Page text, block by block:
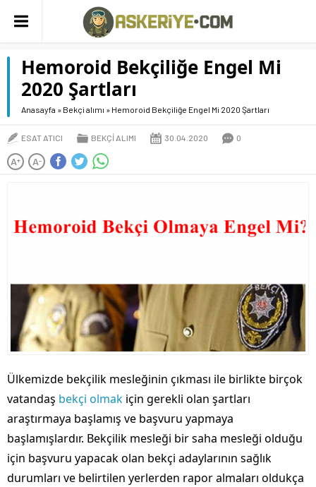
Hemoroid Bekçiliğe Engel Mi
2020 Şartları
Anasayfa » Bekçi alımı » Hemoroid Bekçiliğe Engel Mi 2020 Şartları
ESAT ATICI BEKÇI ALIMI 30.04.2020 0
A+ A-
Ülkemizde bekçilik mesleğinin çıkması ile birlikte birçok
vatandaş bekçi olmak için gerekli olan şartları
araştırmaya başlamış ve başvuru yapmaya
başlamışlardır. Bekçilik mesleği bir saha mesleği olduğu
için başvuru yapacak olan bekçi adaylarının sağlık
durumları ve belirtilen yerlerden rapor almaları oldukça